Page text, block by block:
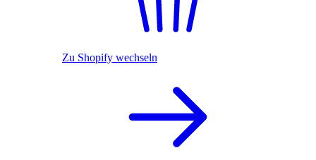
Zu Shopify wechseln